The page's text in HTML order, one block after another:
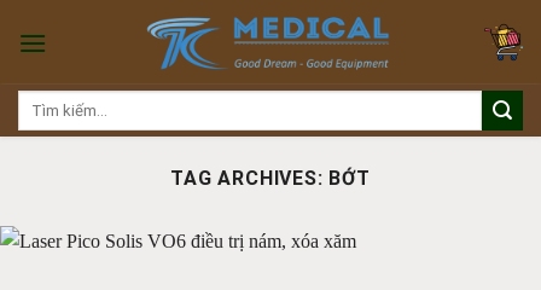
Tìm
TAG ARCHIVES: BỚT